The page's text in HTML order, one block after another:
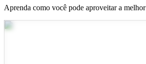
Aprenda como você pode aproveitar a